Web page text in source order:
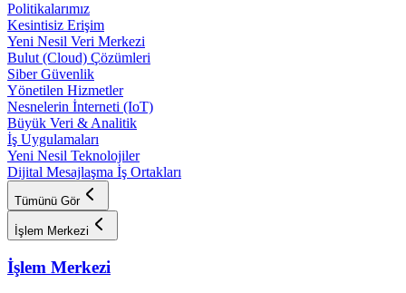
Politikalarımız
Kesintisiz Erişim
Yeni Nesil Veri Merkezi
Bulut (Cloud) Çözümleri
Siber Güvenlik
Yönetilen Hizmetler
Nesnelerin İnterneti (IoT)
Büyük Veri & Analitik
İş Uygulamaları
Yeni Nesil Teknolojiler
Dijital Mesajlaşma İş Ortakları
Tümünü Gör
İşlem Merkezi
İşlem Merkezi